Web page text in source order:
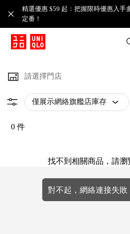
精選優惠 $59 起：把握限時優惠入手
定番！​
請選擇門店
僅展示網絡旗艦店庫存
0 件
找不到相關商品，請瀏
對不起，網絡連接失敗